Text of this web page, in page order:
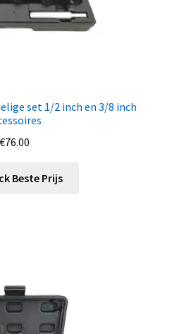
set 1/2 inch en 3/8 inch
€76.00
Beste Prijs